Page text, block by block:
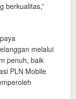
berkualitas,”
melalui
penuh, baik
PLN Mobile